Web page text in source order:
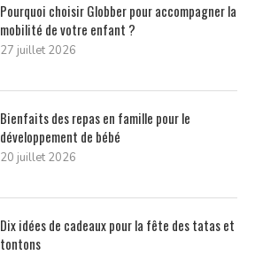
Pourquoi choisir Globber pour accompagner la
mobilité de votre enfant ?
27 juillet 2026
Bienfaits des repas en famille pour le
développement de bébé
20 juillet 2026
Dix idées de cadeaux pour la fête des tatas et
tontons